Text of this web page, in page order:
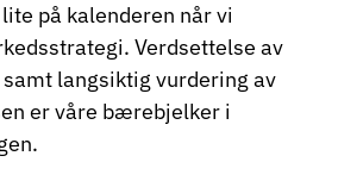
på kalenderen når vi
Verdsettelse av
langsiktig vurdering av
er våre bærebjelker i